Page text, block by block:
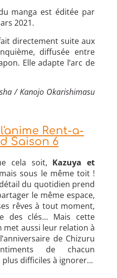
manga est éditée par
2021.
directement suite aux
diffusée entre
Elle adapte l’arc de
/ Kanojo Okarishimasu
Rent-a-
Saison 6
cela soit, Kazuya et
sous le même toit !
du quotidien prend
le même espace,
rêves à tout moment,
des clés… Mais cette
aussi leur relation à
de Chizuru
de chacun
plus difficiles à ignorer…